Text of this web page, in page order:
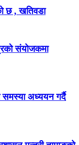
छ , खतिवडा
संयोजकमा
समस्या अध्ययन गर्दै